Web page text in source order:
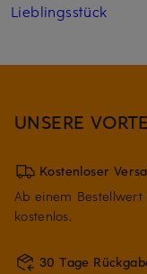
Lieblingsstück
UNSERE
Kostenloser
Ab einem
kostenlos.
30 Tage